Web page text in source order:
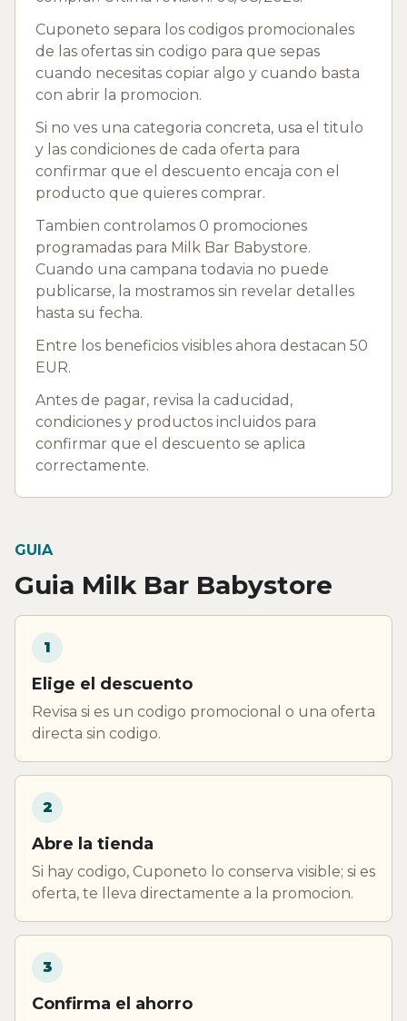
Cuponeto separa los codigos promocionales
de las ofertas sin codigo para que sepas
cuando necesitas copiar algo y cuando basta
con abrir la promocion.
Si no ves una categoria concreta, usa el titulo
y las condiciones de cada oferta para
confirmar que el descuento encaja con el
producto que quieres comprar.
Tambien controlamos 0 promociones
programadas para Milk Bar Babystore.
Cuando una campana todavia no puede
publicarse, la mostramos sin revelar detalles
hasta su fecha.
Entre los beneficios visibles ahora destacan 50
EUR.
Antes de pagar, revisa la caducidad,
condiciones y productos incluidos para
confirmar que el descuento se aplica
correctamente.
GUIA
Guia Milk Bar Babystore
1
Elige el descuento
Revisa si es un codigo promocional o una oferta
directa sin codigo.
2
Abre la tienda
Si hay codigo, Cuponeto lo conserva visible; si es
oferta, te lleva directamente a la promocion.
3
Confirma el ahorro